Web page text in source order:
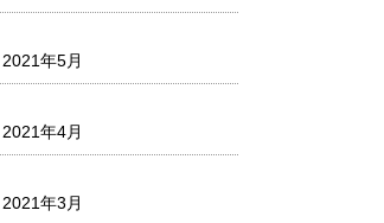
2021年5月
2021年4月
2021年3月